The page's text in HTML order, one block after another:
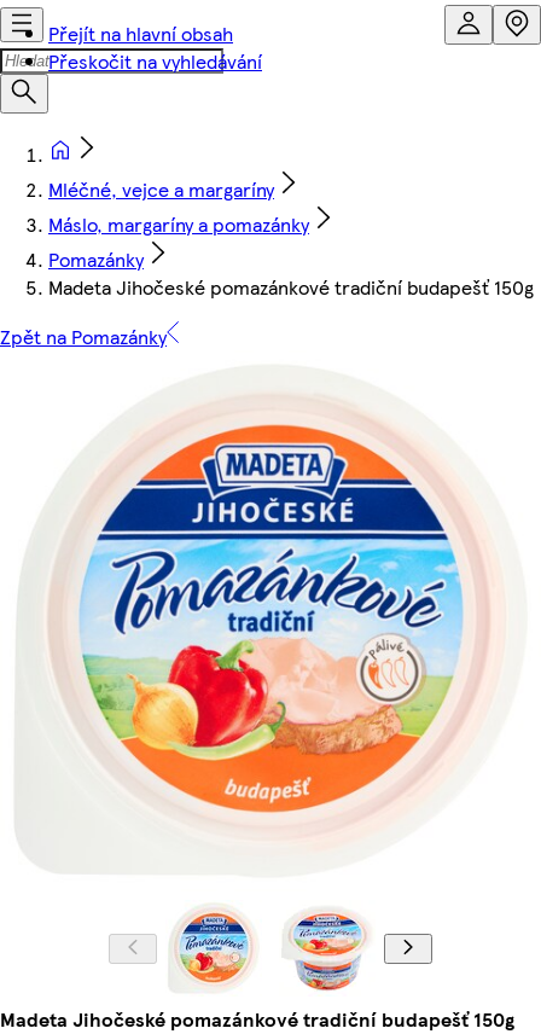
Přejít na hlavní obsah
Přeskočit na vyhledávání
Mléčné, vejce a margaríny
Máslo, margaríny a pomazánky
Pomazánky
Madeta Jihočeské pomazánkové tradiční budapešť 150g
Zpět na Pomazánky
Madeta Jihočeské pomazánkové tradiční budapešť 150g